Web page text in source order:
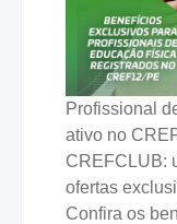
Profissional
ativo no
CREFCLUB:
ofertas
Confira os